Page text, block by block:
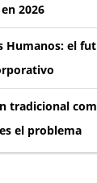
2026
Humanos: el
tradicional
el problema